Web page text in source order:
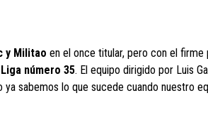
y Militao en el once titular, pero con el
número 35. El equipo dirigido por Luis
sabemos lo que sucede cuando nuestro